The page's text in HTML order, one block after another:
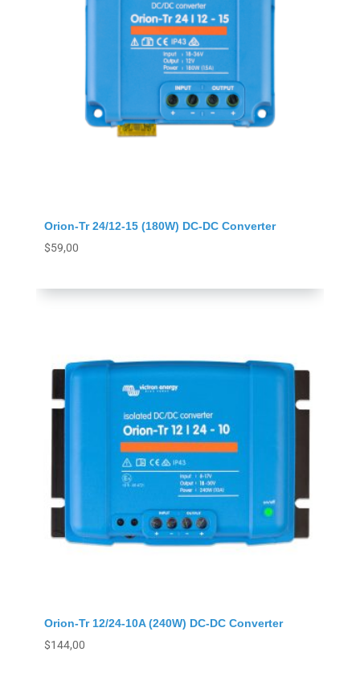
Orion-Tr 24/12-15 (180W) DC-DC Converter
$59,00
Orion-Tr 12/24-10A (240W) DC-DC Converter
$144,00